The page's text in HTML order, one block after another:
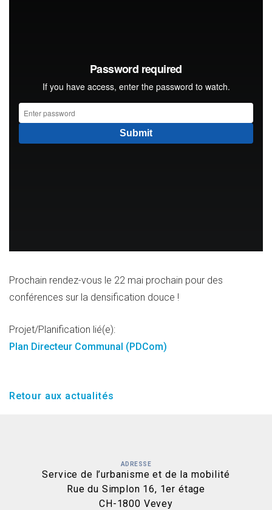
Prochain rendez-vous le 22 mai prochain pour des
conférences sur la densification douce !
Projet/Planification lié(e):
Plan Directeur Communal (PDCom)
Retour aux actualités
ADRESSE
Service de l’urbanisme et de la mobilité
Rue du Simplon 16, 1er étage
CH-1800 Vevey